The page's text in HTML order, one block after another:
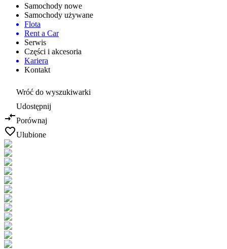
Samochody nowe
Samochody używane
Flota
Rent a Car
Serwis
Części i akcesoria
Kariera
Kontakt
Wróć do wyszukiwarki
Udostępnij
Porównaj
Ulubione